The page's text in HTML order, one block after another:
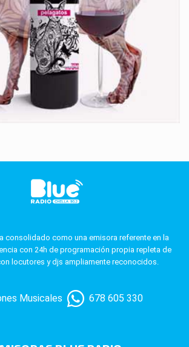
consolidado como una emisora referente en la
con 24h de programación propia repleta de
locutores y djs ampliamente reconocidos.
Musicales 678 605 330